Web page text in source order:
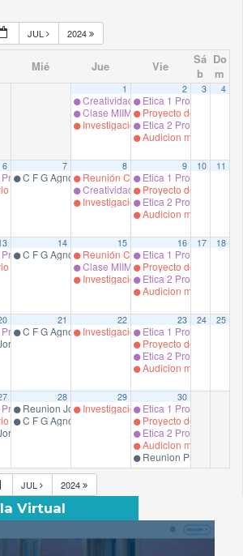
JUL 2024
Mié Jue Vie
Sá
b
Do
m
1
Creatividad I Terapia Ocupacional
Clase MIIM 1 Prof. M. Espinoza.
Investigación 1 4°Enfermeria. Prof.
2
Etica 1 Prof.
Proyecto de Tesis del
Etica 2 Prof.
Audicion musical Pre
3 4
en Ciencias de la Salud.(1) Prof.
6
Encargada Dra. C. Hanne.
de Tesis (10) Cohorte 2022 Profesora encargada:
7
C F G Agnosticismo Prof. Encargado Ricardo
8
Reunión CCPGA Encargada Dra. C
Creatividad I Terapia Ocupacional
Investigación 1 4°Enfermeria. Prof.
9
Etica 1 Prof.
Proyecto de Tesis del
Etica 2 Prof.
Audicion musical Pre
10 11
en Ciencias de la Salud.(1) Prof.
M. Antúnez
Encargada Dra. C. Hanne.
de Tesis (11) Cohorte 2022 Profesora encargada:
14
C F G Agnosticismo Prof. Encargado Ricardo
15
Reunión CCPGA
Clase MIIM 1 Prof. M. Espinoza.
Investigación 1 4°Enfermeria. Prof.
16
Etica 1 Prof.
Proyecto de Tesis del
Etica 2 Prof.
Audicion musical Pre
17 18
en Ciencias de la Salud.(1) Prof.
del programa de ingles
Encargada Dra. C. Hanne.
21
C F G Agnosticismo Prof. Encargado Ricardo
22
Investigación 1 4°Enfermeria. Prof.
23
Etica 1 Prof.
Proyecto de Tesis del
Etica 2 Prof.
Audicion musical Pre
24 25
Encargada Dra. C. Hanne.
de Tesis (12) Cohorte 2022 Profesora encargada:
28
Reunion José Peralta
C F G Agnosticismo Prof. Encargado Ricardo
29
Investigación 1 4°Enfermeria. Prof.
30
Etica 1 Prof.
Proyecto de Tesis del
Etica 2 Prof.
Audicion musical Pre
Reunion Prof. Mónica
JUL 2024
Virtual